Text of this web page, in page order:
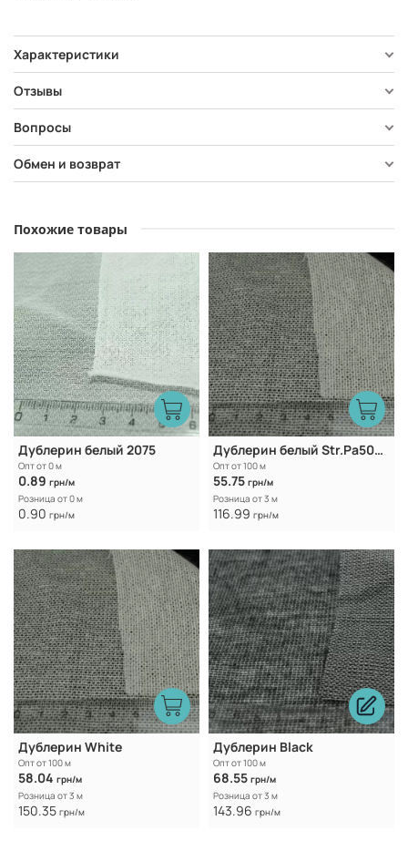
Характеристики
Отзывы
Вопросы
Обмен и возврат
Похожие товары
Дублерин белый 2075
Опт от 0 м
0.89 грн/м
Розница от 0 м
0.90 грн/м
Дублерин белый Str.Pa50D16-65
Опт от 100 м
55.75 грн/м
Розница от 3 м
116.99 грн/м
Дублерин White
Опт от 100 м
58.04 грн/м
Розница от 3 м
150.35 грн/м
Дублерин Black
Опт от 100 м
68.55 грн/м
Розница от 3 м
143.96 грн/м